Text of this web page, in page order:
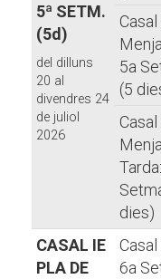
5ª SETM.
(5d)
del dilluns
20 al
divendres 24
de juliol
2026
5a
(5
dies)
CASAL IE
PLA DE
6a